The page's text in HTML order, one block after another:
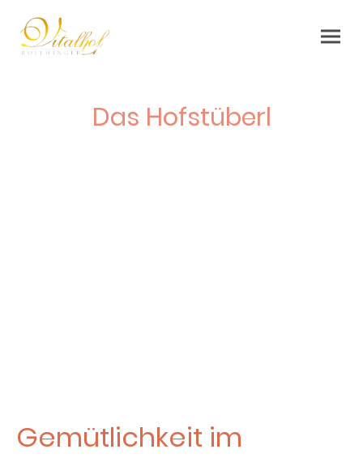
Das Hofstüberl
Gemütlichkeit im